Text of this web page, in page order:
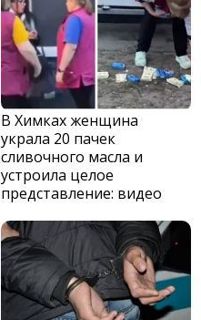
В Химках женщина
украла 20 пачек
сливочного масла и
устроила целое
представление: видео